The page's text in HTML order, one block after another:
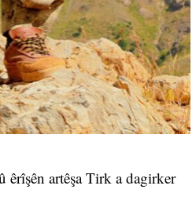
êrîşên artêşa Tirk a dagirker